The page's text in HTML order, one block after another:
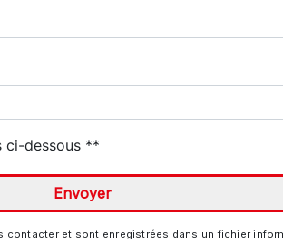
ci-dessous **
Envoyer
et sont enregistrées dans un fichier